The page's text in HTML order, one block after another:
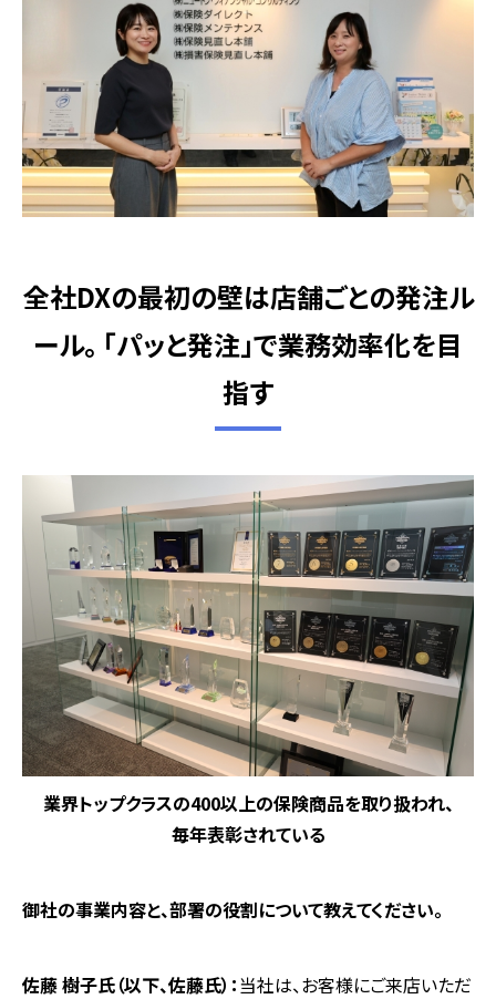
全社DXの最初の壁は店舗ごとの発注ル
ール。 「パッと発注」で業務効率化を目
指す
業界トップクラスの400以上の保険商品を取り扱われ、
毎年表彰されている
―――御社の事業内容と、部署の役割について教えてください。
佐藤 樹子氏（以下、佐藤氏）：当社は、お客様にご来店いただ